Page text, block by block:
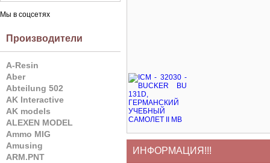
Мы в соцсетях
Производители
A-Resin
Aber
Abteilung 502
AK Interactive
AK models
ALEXEN MODEL
Ammo MIG
Amusing
ARM.PNT
ИНФОРМАЦИЯ!!!